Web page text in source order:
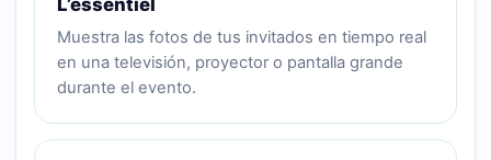
Muestra las fotos de tus invitados en tiempo real
en una televisión, proyector o pantalla grande
durante el evento.